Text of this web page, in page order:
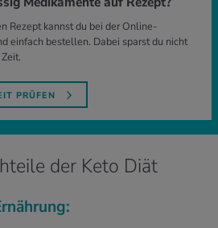
Rezept kannst du bei der Online-
einfach bestellen. Dabei sparst du nicht
PRÜFEN
der Keto Diät